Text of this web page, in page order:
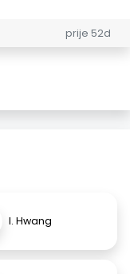
prije 52d
I. Hwang